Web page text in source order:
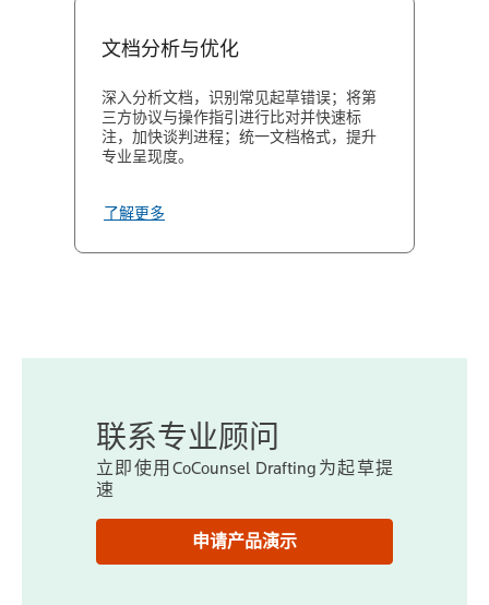
文档分析与优化
深入分析文档，识别常见起草错误；将第
三方协议与操作指引进行比对并快速标
注，加快谈判进程；统一文档格式，提升
专业呈现度。
了解更多
联系专业顾问
立即使用CoCounsel Drafting为起草提
速
申请产品演示